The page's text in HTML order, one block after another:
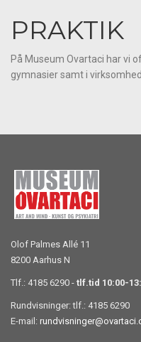
PRAKTIK
På Museum Ovartaci har vi
gymnasier samt i
Olof Palmes Allé 11
8200 Aarhus N
Tlf.: 4185 6290 - tlf.tid 10:00-
Rundvisninger: tlf.: 4185 6290
E-mail: